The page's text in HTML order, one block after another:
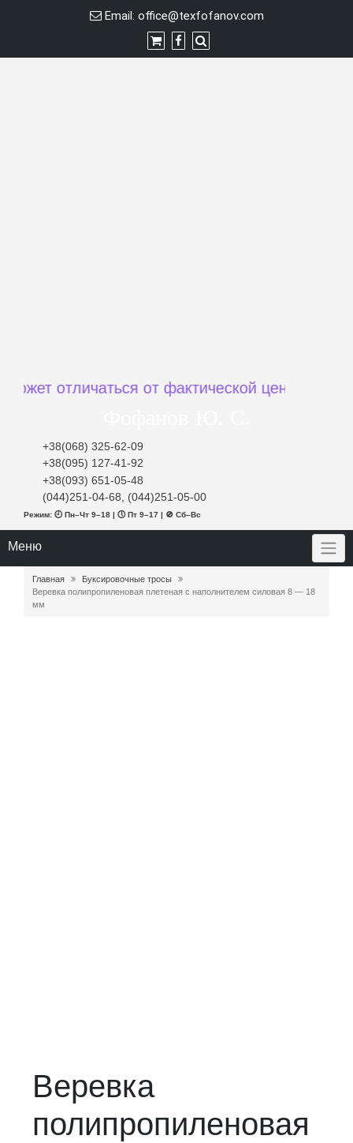
Email: office@texfofanov.com
отличаться от фактической цены при заказе
+38(068) 325-62-09
+38(095) 127-41-92
+38(093) 651-05-48
(044)251-04-68, (044)251-05-00
Режим: 🕘 Пн–Чт 9–18 | 🕔 Пт 9–17 | 🚫 Сб–Вс
Меню
Главная
Буксировочные тросы
Веревка полипропиленовая плетеная с наполнителем силовая 8 — 18
мм
Веревка
полипропиленовая